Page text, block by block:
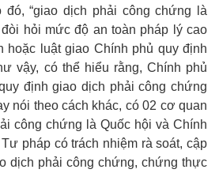
“giao dịch phải công chứng là
hỏi mức độ an toàn pháp lý cao
hoặc luật giao Chính phủ quy định
vậy, có thể hiểu rằng, Chính phủ
định giao dịch phải công chứng
nói theo cách khác, có 02 cơ quan
công chứng là Quốc hội và Chính
pháp có trách nhiệm rà soát, cập
dịch phải công chứng, chứng thực